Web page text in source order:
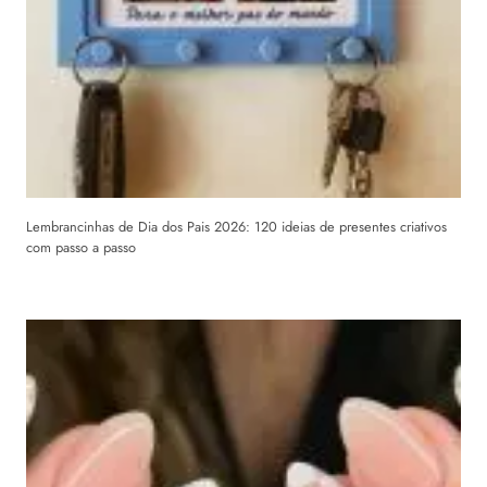
Lembrancinhas de Dia dos Pais 2026: 120 ideias de presentes criativos
com passo a passo